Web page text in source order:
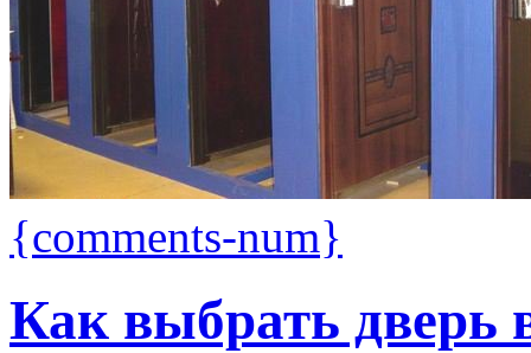
{comments-num}
Как выбрать дверь